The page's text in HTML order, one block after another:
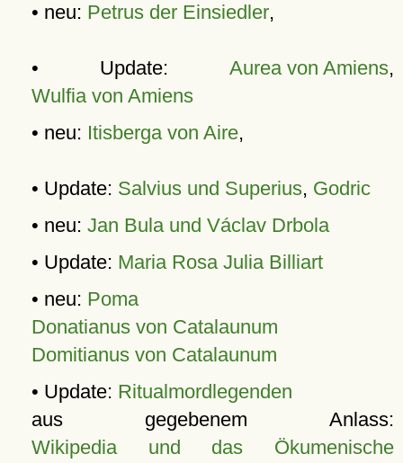
• neu: Petrus der Einsiedler,
• Update: Aurea von Amiens,
Wulfia von Amiens
• neu: Itisberga von Aire,
• Update: Salvius und Superius, Godric
• neu: Jan Bula und Václav Drbola
• Update: Maria Rosa Julia Billiart
• neu: Poma
Donatianus von Catalaunum
Domitianus von Catalaunum
• Update: Ritualmordlegenden
aus gegebenem Anlass:
Wikipedia und das Ökumenische